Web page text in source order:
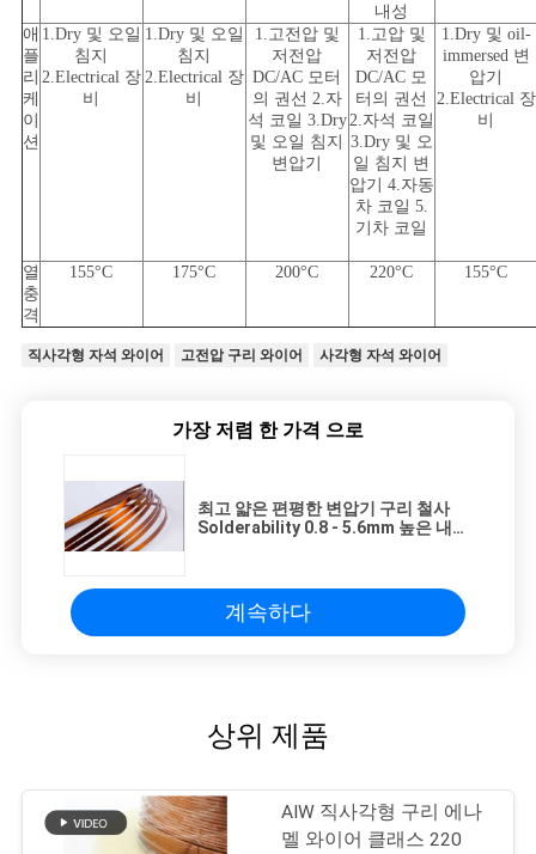
내성
애
플
리
케
이
션
1.Dry 및 오일
침지
2.Electrical 장
비
1.Dry 및 오일
침지
2.Electrical 장
비
1.고전압 및
저전압
DC/AC 모터
의 권선 2.자
석 코일 3.Dry
및 오일 침지
변압기
1.고압 및
저전압
DC/AC 모
터의 권선
2.자석 코일
3.Dry 및 오
일 침지 변
압기 4.자동
차 코일 5.
기차 코일
1.Dry 및 oil-
immersed 변
압기
2.Electrical 장
비
열
충
격
155°C 175°C 200°C 220°C 155°C
직사각형 자석 와이어 고전압 구리 와이어 사각형 자석 와이어
가장 저렴 한 가격 으로
최고 얇은 편평한 변압기 구리 철사
Solderability 0.8 - 5.6mm 높은 내용
계속하다
상위 제품
AIW 직사각형 구리 에나
멜 와이어 클래스 220